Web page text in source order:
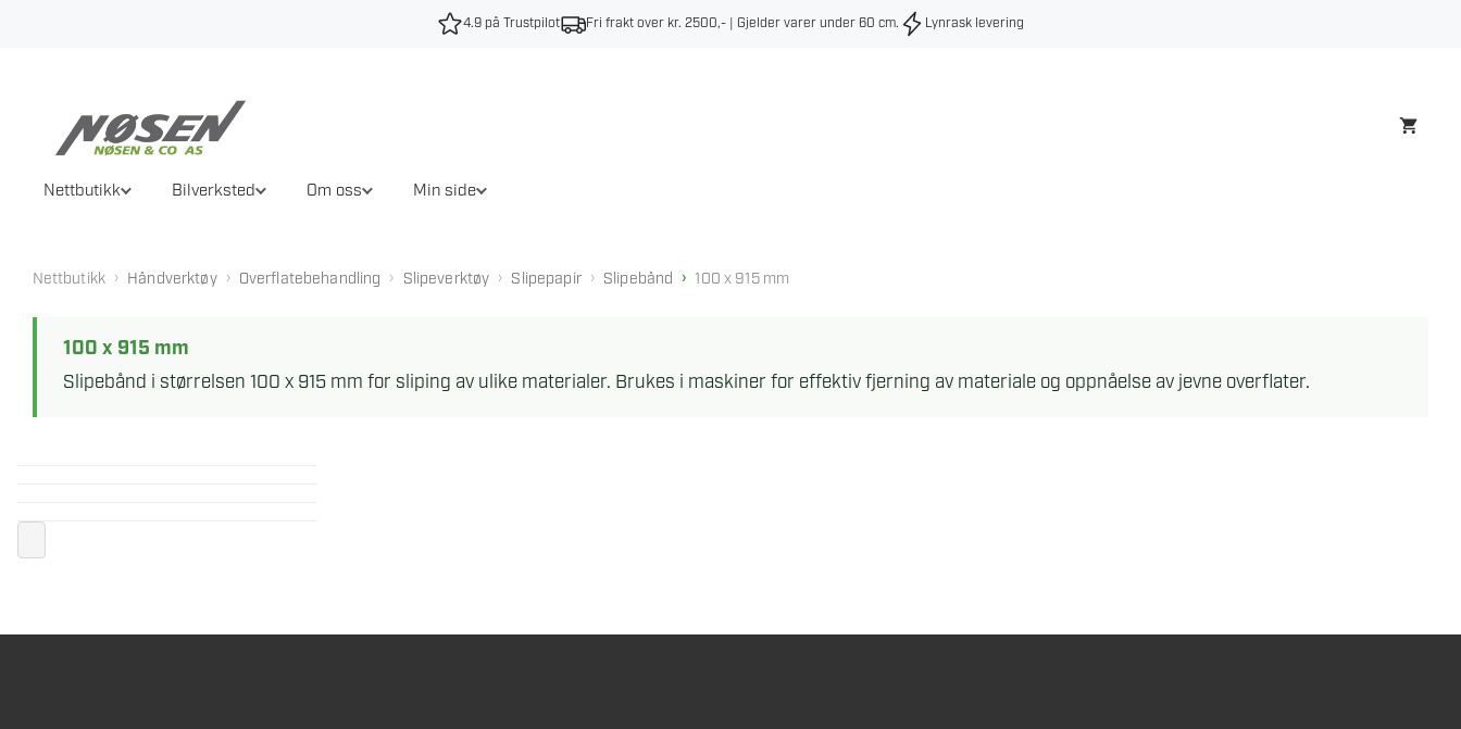
4.9 på Trustpilot Fri frakt over kr. 2500,- | Gjelder varer under 60 cm. Lynrask levering
Nettbutikk Bilverksted Om oss Min side
Nettbutikk › Håndverktøy › Overflatebehandling › Slipeverktøy › Slipepapir › Slipebånd › 100 x 915 mm
100 x 915 mm
Slipebånd i størrelsen 100 x 915 mm for sliping av ulike materialer. Brukes i maskiner for effektiv fjerning av materiale og oppnåelse av jevne overflater.